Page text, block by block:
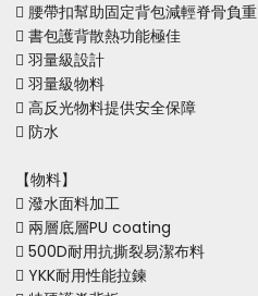
 腰帶扣幫助固定背包減輕脊骨負重
 書包護背散熱功能極佳
 羽量級設計
 羽量級物料
 高反光物料提供安全保障
 防水
【物料】
 潑水面料加工
 兩層底層PU coating
 500D耐用抗撕裂易潔布料
 YKK耐用性能拉鍊